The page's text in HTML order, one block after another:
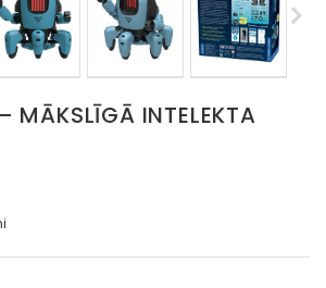
MĀKSLĪGĀ INTELEKTA